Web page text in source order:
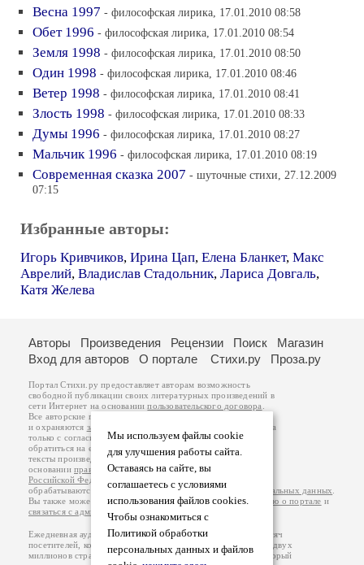
Весна 1997 - философская лирика, 17.01.2010 08:58
Обет 1996 - философская лирика, 17.01.2010 08:54
Земля 1998 - философская лирика, 17.01.2010 08:50
Один 1998 - философская лирика, 17.01.2010 08:46
Ветер 1998 - философская лирика, 17.01.2010 08:41
Злость 1998 - философская лирика, 17.01.2010 08:33
Думы 1996 - философская лирика, 17.01.2010 08:27
Мальчик 1996 - философская лирика, 17.01.2010 08:19
Современная сказка 2007 - шуточные стихи, 27.12.2009
07:15
Избранные авторы:
Игорь Кривчиков, Ирина Цап, Елена Бланкет, Макс
Аврелий, Владислав Стадольник, Лариса Довгаль,
Катя Желева
Мы используем файлы cookie
для улучшения работы сайта.
Оставаясь на сайте, вы
соглашаетесь с условиями
использования файлов cookies.
Чтобы ознакомиться с
Политикой обработки
персональных данных и файлов
Авторы Произведения Рецензии Поиск
Магазин
Вход для авторов
О портале Стихи.ру Проза.ру
Портал Стихи.ру предоставляет авторам возможность
свободной публикации своих литературных произведений в
сети Интернет на основаниипользовательского договора
Все авторские права на произведения принадлежат авторам
и охраняются законом
. Перепечатка произведений возможна
только с согласия его автора, к которому вы можете
обратиться на его авторской странице. Ответственность за
тексты произведений авторы несут самостоятельно на
основанииправил публикацииизаконодательства
Российской Федерации
обрабатываются на основанииПолитики обработки персональных данных
Вы также можете посмотреть более подробнуюинформацию о портале и
связаться с администрацией
Ежедневная аудитория портала Стихи.ру – порядка 200 тысяч
посетителей, которые в общей сумме просматривают более двух
миллионов страниц по данным счетчика посещаемости, который